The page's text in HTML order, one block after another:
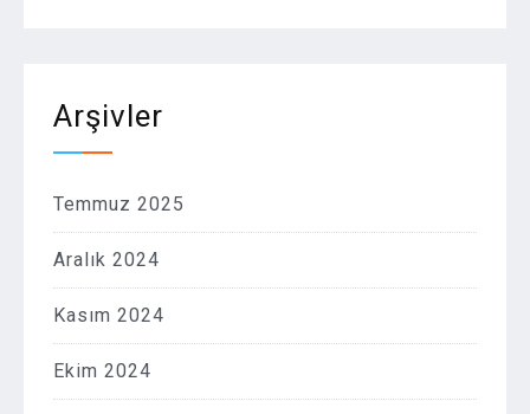
Arşivler
Temmuz 2025
Aralık 2024
Kasım 2024
Ekim 2024